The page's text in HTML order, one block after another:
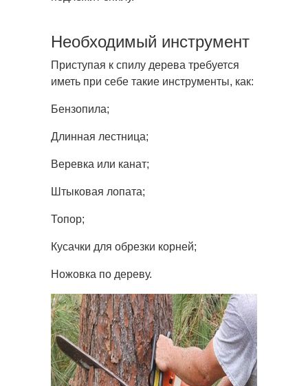
Необходимый инструмент
Приступая к спилу дерева требуется
иметь при себе такие инструменты, как:
Бензопила;
Длинная лестница;
Веревка или канат;
Штыковая лопата;
Топор;
Кусачки для обрезки корней;
Ножовка по дереву.